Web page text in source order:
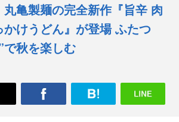
丸亀製麺の完全新作『旨辛 肉
けうどん』が登場 ふたつ
で秋を楽しむ